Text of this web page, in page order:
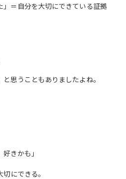
」＝自分を大切にできている証拠
思うこともありましたよね。
きかも」
にできる。